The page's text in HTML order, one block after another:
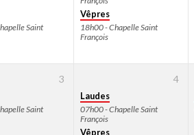
Saint
Vêpres
18h00 - Chapelle Saint
François
3
Saint
4
Laudes
07h00 - Chapelle Saint
François
Vêpres